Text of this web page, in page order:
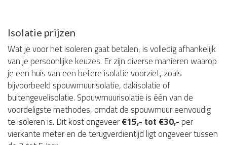
Isolatie prijzen
Wat je voor het isoleren gaat betalen, is volledig afhankelijk
van je persoonlijke keuzes. Er zijn diverse manieren waarop
je een huis van een betere isolatie voorziet, zoals
bijvoorbeeld spouwmuurisolatie, dakisolatie of
buitengevelisolatie. Spouwmuurisolatie is één van de
voordeligste methodes, omdat de spouwmuur eenvoudig
te isoleren is. Dit kost ongeveer€15,- tot €30,- per
vierkante meter en de terugverdientijd ligt ongeveer tussen